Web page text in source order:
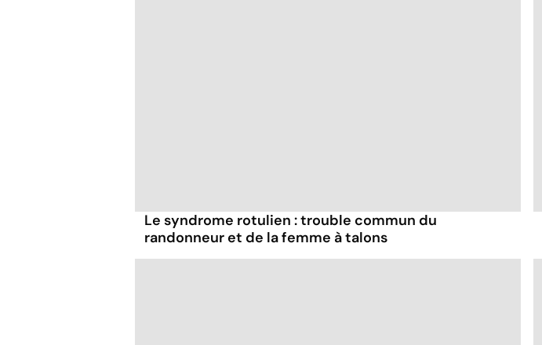
Le syndrome rotulien : trouble commun du
randonneur et de la femme à talons